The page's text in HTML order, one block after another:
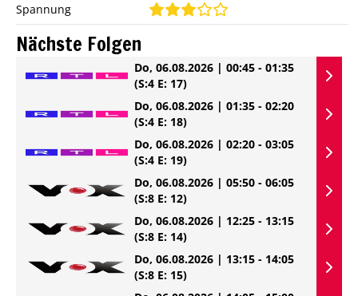
Spannung
Nächste Folgen
Do, 06.08.2026 | 00:45 - 01:35
(S:4 E: 17)
Do, 06.08.2026 | 01:35 - 02:20
(S:4 E: 18)
Do, 06.08.2026 | 02:20 - 03:05
(S:4 E: 19)
Do, 06.08.2026 | 05:50 - 06:05
(S:8 E: 12)
Do, 06.08.2026 | 12:25 - 13:15
(S:8 E: 14)
Do, 06.08.2026 | 13:15 - 14:05
(S:8 E: 15)